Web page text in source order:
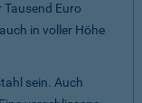
Tausend Euro
in voller Höhe
sein. Auch